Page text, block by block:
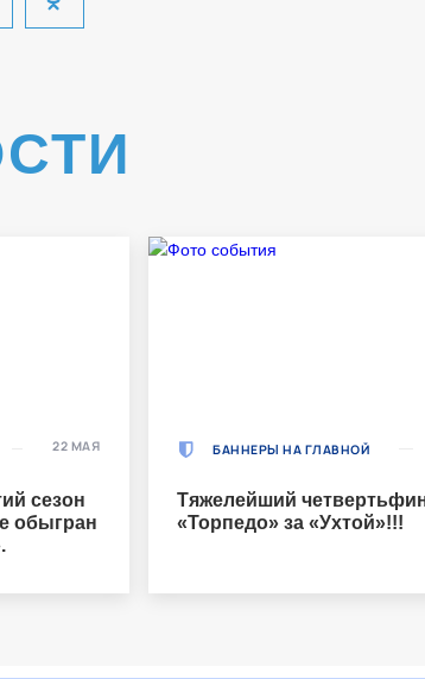
сезон
обыгран
22 МАЯ БАННЕРЫ НА ГЛАВНОЙ
Тяжелейший
«Торпедо» за «Ухтой»!!!